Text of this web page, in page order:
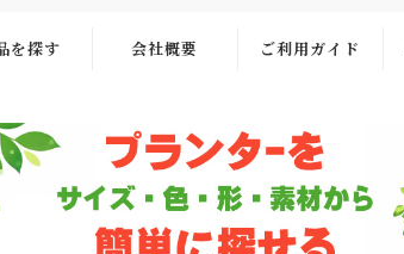
を探す 会社概要 ご利用ガイド
お支払い・送料